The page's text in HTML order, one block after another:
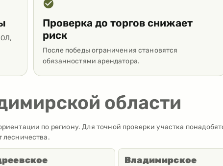
Проверка до торгов снижает
риск
После победы ограничения становятся
обязанностями арендатора.
области
по региону. Для точной проверки участка
лесничества.
Владимирское